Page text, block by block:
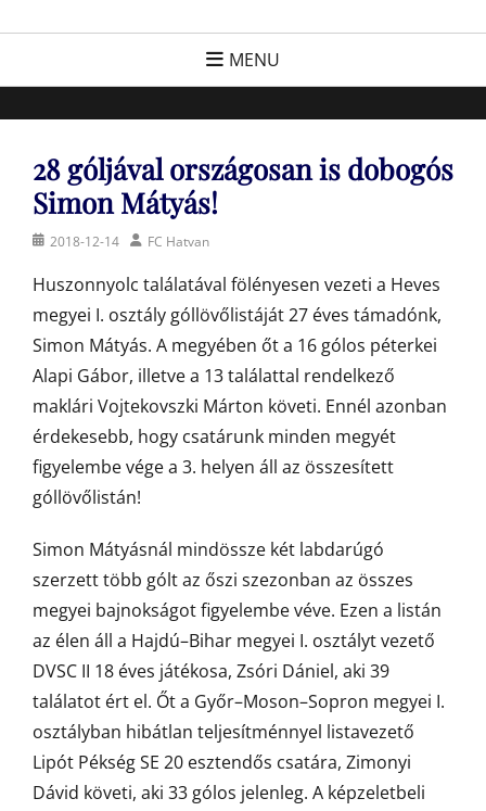
FC Hatvan
Egyesület a hatvani labdarúgásért, sportért!
MENU
28 góljával országosan is dobogós
Simon Mátyás!
Posted2018-12-14 AuthorFC Hatvan
Huszonnyolc találatával fölényesen vezeti a Heves
megyei I. osztály góllövőlistáját 27 éves támadónk,
Simon Mátyás. A megyében őt a 16 gólos péterkei
Alapi Gábor, illetve a 13 találattal rendelkező
maklári Vojtekovszki Márton követi. Ennél azonban
érdekesebb, hogy csatárunk minden megyét
figyelembe vége a 3. helyen áll az összesített
góllövőlistán!
Simon Mátyásnál mindössze két labdarúgó
szerzett több gólt az őszi szezonban az összes
megyei bajnokságot figyelembe véve. Ezen a listán
az élen áll a Hajdú–Bihar megyei I. osztályt vezető
DVSC II 18 éves játékosa, Zsóri Dániel, aki 39
találatot ért el. Őt a Győr–Moson–Sopron megyei I.
osztályban hibátlan teljesítménnyel listavezető
Lipót Pékség SE 20 esztendős csatára, Zimonyi
Dávid követi, aki 33 gólos jelenleg. A képzeletbeli